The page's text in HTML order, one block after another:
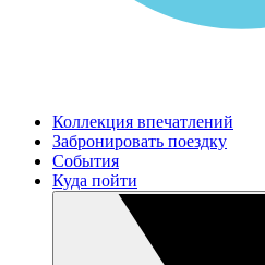
Коллекция впечатлений
Забронировать поездку
События
Куда пойти